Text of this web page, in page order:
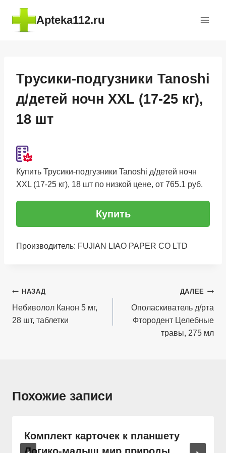
Перейти
содержимому
Apteka112.ru
Трусики-подгузники Tanoshi
д/детей ночн XXL (17-25 кг),
18 шт
Купить Трусики-подгузники Tanoshi д/детей ночн
XXL (17-25 кг), 18 шт по низкой цене, от 765.1 руб.
Купить
Производитель: FUJIAN LIAO PAPER CO LTD
Навигация
по
записям
НАЗАД
Небиволол Канон 5 мг,
28 шт, таблетки
ДАЛЕЕ
Ополаскиватель д/рта
Фтородент Целебные
травы, 275 мл
Похожие записи
Комплект карточек к планшету